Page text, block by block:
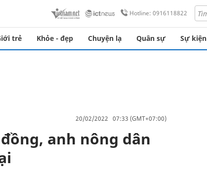
Hotline: 0916118822
trẻ Khỏe - đẹp Chuyện lạ Quân sự Sự kiện
20/02/2022 07:33 (GMT+07:00)
anh nông dân